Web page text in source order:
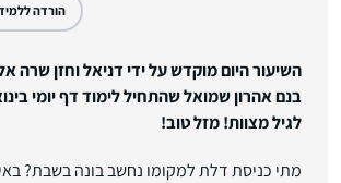
הורדה
השיעור היום מוקדש על ידי דניאל וחזן שרה
בנם אהרון שמואל שהתחיל לימוד דף יומי
לגיל מצוות! מזל טוב!
מתי כניסת דלת למקומו נחשב בונה בשבת?